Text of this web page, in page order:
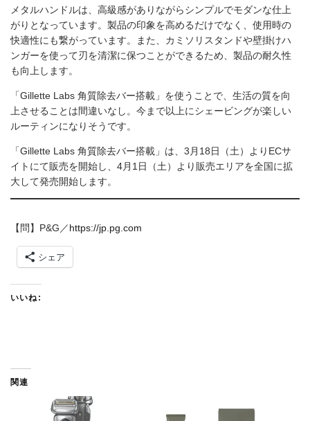
メタルハンドルは、高級感がありながらシンプルでモダンな仕上
がりとなっています。製品の印象を高めるだけでなく、使用時の
快適性にも繋がっています。また、カミソリスタンドや壁掛けハ
ンガーを使って刃を清潔に保つことができるため、製品の耐久性
も向上します。
「Gillette Labs 角質除去バー搭載」を使うことで、生活の質を向
上させることは間違いなし。今まで以上にシェービングが楽しい
ルーティンになりそうです。
「Gillette Labs 角質除去バー搭載」は、3月18日（土）よりECサ
イトにて販売を開始し、4月1日（土）より販売エリアを全国に拡
大して発売開始します。
【問】P&G／https://jp.pg.com
シェア
いいね:
関連